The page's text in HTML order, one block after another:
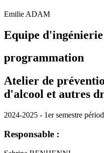
Emilie ADAM
Equipe d'ingénierie
programmation
Atelier de
d'alcool et autres
2024-2025 - 1er semestre
Responsable :